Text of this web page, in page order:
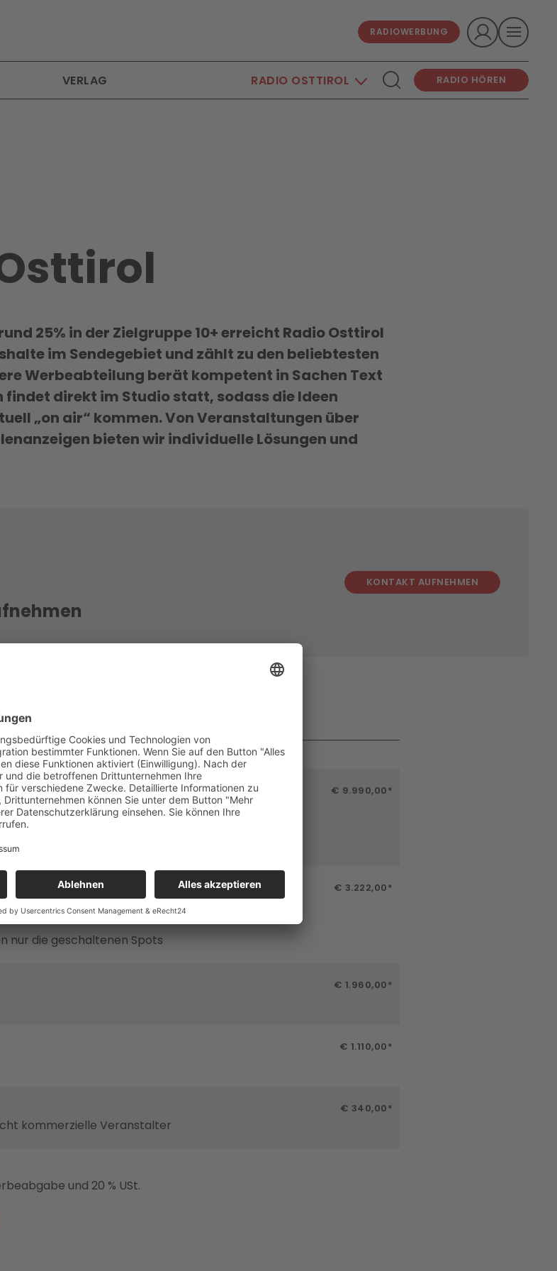
RADIOWERBUNG
VERLAG RADIO OSTTIROL RADIO HÖREN
25% in der Zielgruppe 10+ erreicht Radio Osttirol
im Sendegebiet und zählt zu den beliebtesten
Werbeabteilung berät kompetent in Sachen Text
direkt im Studio statt, sodass die Ideen
„on air“ kommen. Von Veranstaltungen über
bieten wir individuelle Lösungen und
KONTAKT AUFNEHMEN
€ 9.990,00*
sec-Spot nur Euro 27,75
nur die geschalteten Spots
€ 3.222,00*
Euro 35,80
nur die geschaltenen Spots
€ 1.960,00*
€ 1.110,00*
€ 340,00*
kommerzielle Veranstalter
und 20 % USt.